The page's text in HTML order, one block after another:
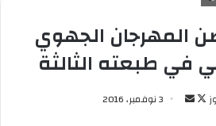
المهرجان الجهوي
في طبعته الثالثة
ت
3 نوفمبر، 2016